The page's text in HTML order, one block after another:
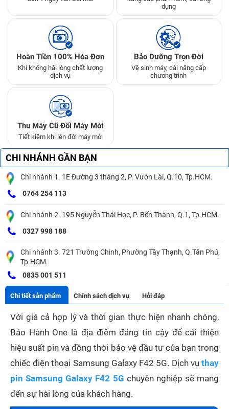
dụng
Hoàn Tiền 100% Hóa Đơn
Khi không hài lòng chất lượng
dịch vụ
Bảo Dưỡng Trọn Đời
Vệ sinh máy, cài nâng cấp
chương trình
Thu Máy Cũ Đổi Máy Mới
Tiết kiệm khi lên đời máy mới
CHI NHÁNH GẦN BẠN
Chi nhánh 1. 1E Đường 3 tháng 2, P. Vườn Lài, Q.10, Tp.HCM.
0764 254 113
Chi nhánh 2. 195 Nguyễn Thái Học, P. Bến Thành, Q.1, Tp.HCM.
0327 998 188
Chi nhánh 3. 721 Trường Chinh, Phường Tây Thạnh, Q.Tân Phú,
Tp.HCM.
0835 001 511
Chi tiết sản phẩm Chính sách dịch vụ Hỏi đáp
Với giá cả hợp lý và thời gian thực hiện nhanh chóng,
Bảo Hành One là địa điểm đáng tin cậy để cải thiện
hiệu suất pin và đồng thời bảo vệ đầu tư của bạn trong
chiếc điện thoại Samsung Galaxy F42 5G. Dịch vụ thay
pin Samsung Galaxy F42 5G chuyên nghiệp sẽ mang
đến sự hài lòng của khách hàng.